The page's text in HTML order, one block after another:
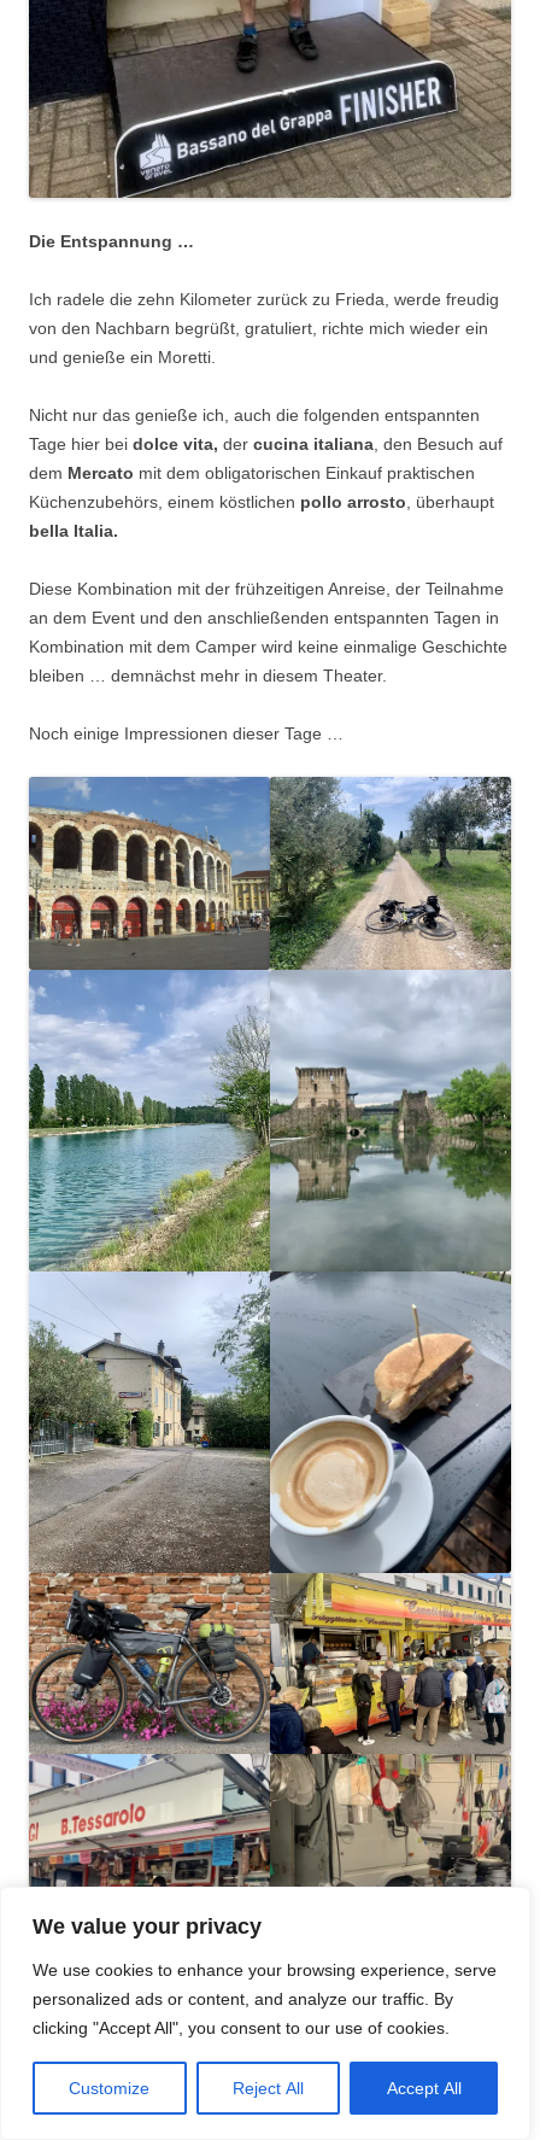
We value your privacy
We use cookies to enhance your browsing experience, serve
personalized ads or content, and analyze our traffic. By
clicking "Accept All", you consent to our use of cookies.
Customize Reject All Accept All
Die Entspannung …
Ich radele die zehn Kilometer zurück zu Frieda, werde freudig
von den Nachbarn begrüßt, gratuliert, richte mich wieder ein
und genieße ein Moretti.
Nicht nur das genieße ich, auch die folgenden entspannten
Tage hier bei dolce vita, der cucina italiana , den Besuch auf
dem Mercato mit dem obligatorischen Einkauf praktischen
Küchenzubehörs, einem köstlichen pollo arrosto , überhaupt
bella Italia.
Diese Kombination mit der frühzeitigen Anreise, der Teilnahme
an dem Event und den anschließenden entspannten Tagen in
Kombination mit dem Camper wird keine einmalige Geschichte
bleiben … demnächst mehr in diesem Theater.
Noch einige Impressionen dieser Tage …
Abonnieren